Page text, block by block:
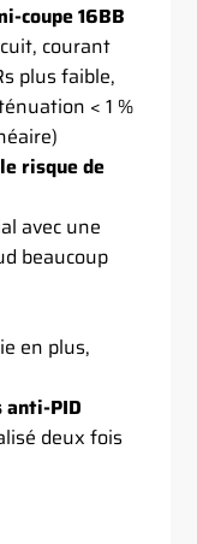
coupe 16BB
courant
plus faible,
< 1 %
risque de
avec une
beaucoup
en plus,
anti-PID
deux fois